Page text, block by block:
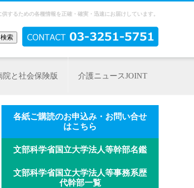
するための各種情報を正確・確実・迅速にお届けしています。
院と社会保険版 介護ニュースJOINT
各紙ご購読のお申込み・お問い合せ
はこちら
文部科学省国立大学法人等幹部名鑑
文部科学省国立大学法人等事務系歴
代幹部一覧